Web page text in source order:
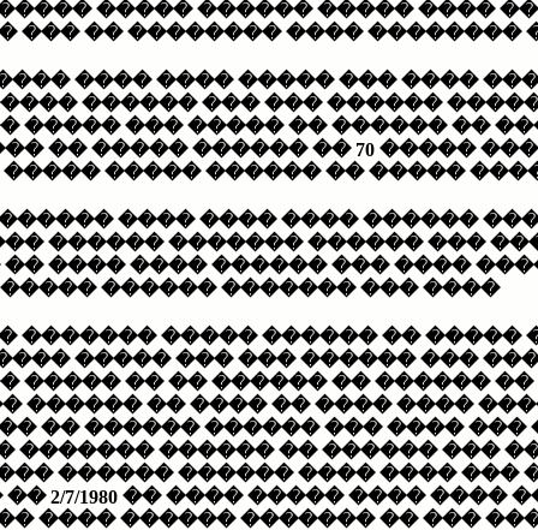
����� ������ �� ��� ������
�� ��� ��� ��� ���
���� ���� �������� ����
������ ������ �������
��� ����� ������� ������
��� �� ����� ������ �� 70 �����
����� ������ �� ����� ���� ��� ��� 11 �����
���� �������� ����� �� ����
������ ������ ����� ���
���� ���� �� ����� ��� ��
������ ����� ���� ���� ����.
������� �� ��� ��� ������
��� ����� ���� ������� ��
�� �� ����� ����� �� ������
�� ������ �� ������� �� ����
������ �� ���. ��� ���� ���
������� ���� ��� �����
������ ����� �� �����
����
���� ���� ���� �����